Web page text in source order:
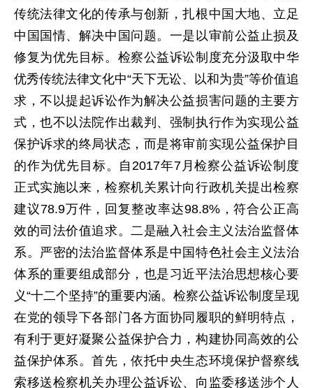
传统法律文化的传承与创新，扎根中国大地、立足
中国国情、解决中国问题。一是以审前公益止损及
修复为优先目标。检察公益诉讼制度充分汲取中华
优秀传统法律文化中“天下无讼、以和为贵”等价值追
求，不以提起诉讼作为解决公益损害问题的主要方
式，也不以法院作出裁判、强制执行作为实现公益
保护诉求的终局状态，而是将审前实现公益保护目
的作为优先目标。自2017年7月检察公益诉讼制度
正式实施以来，检察机关累计向行政机关提出检察
建议78.9万件，回复整改率达98.8%，符合公正高
效的司法价值追求。二是融入社会主义法治监督体
系。严密的法治监督体系是中国特色社会主义法治
体系的重要组成部分，也是习近平法治思想核心要
义“十二个坚持”的重要内涵。检察公益诉讼制度呈现
在党的领导下各部门各方面协同履职的鲜明特点，
有利于更好凝聚公益保护合力，构建协同高效的公
益保护体系。首先，依托中央生态环境保护督察线
索移送检察机关办理公益诉讼、向监委移送涉个人